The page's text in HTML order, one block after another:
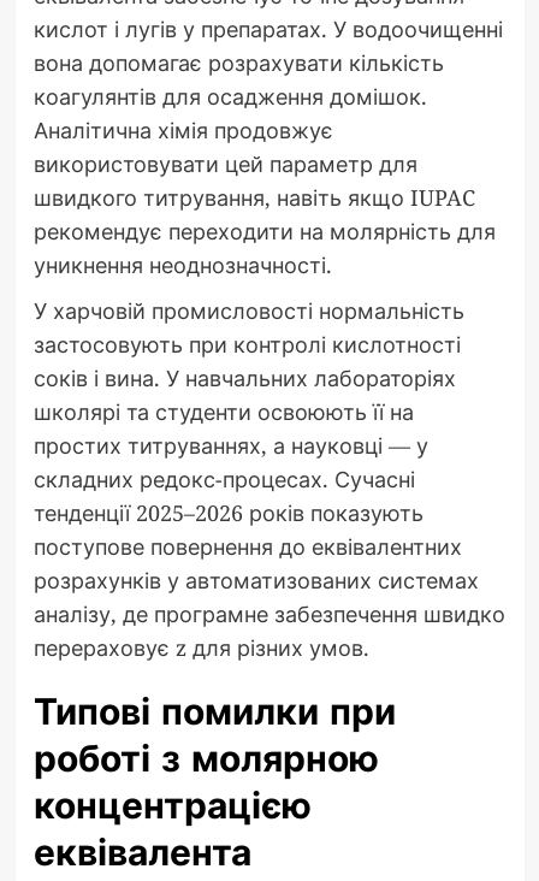
кислот і лугів у препаратах. У водоочищенні
вона допомагає розрахувати кількість
коагулянтів для осадження домішок.
Аналітична хімія продовжує
використовувати цей параметр для
швидкого титрування, навіть якщо IUPAC
рекомендує переходити на молярність для
уникнення неоднозначності.
У харчовій промисловості нормальність
застосовують при контролі кислотності
соків і вина. У навчальних лабораторіях
школярі та студенти освоюють її на
простих титруваннях, а науковці — у
складних редокс-процесах. Сучасні
тенденції 2025–2026 років показують
поступове повернення до еквівалентних
розрахунків у автоматизованих системах
аналізу, де програмне забезпечення швидко
перераховує z для різних умов.
Типові помилки при
роботі з молярною
концентрацією
еквівалента